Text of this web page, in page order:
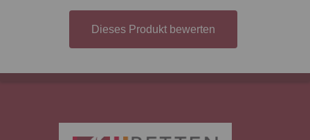
Dieses Produkt bewerten